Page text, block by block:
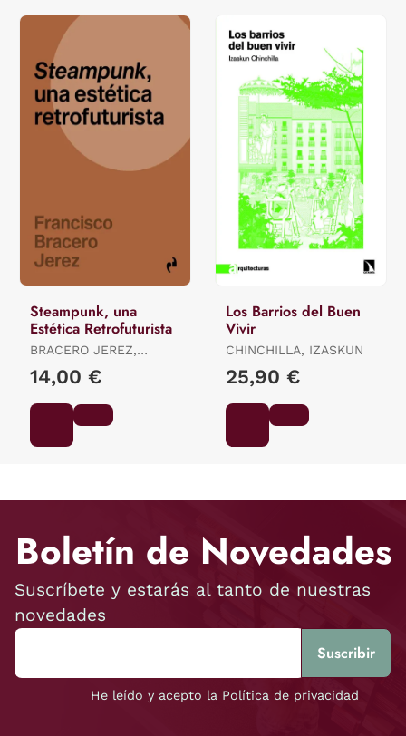
Steampunk, una
Estética Retrofuturista
BRACERO JEREZ,
14,00 €
Los Barrios del Buen
Vivir
CHINCHILLA, IZASKUN
25,90 €
Boletín de Novedades
Suscríbete y estarás al tanto de nuestras
novedades
He leído y acepto la Política de privacidad